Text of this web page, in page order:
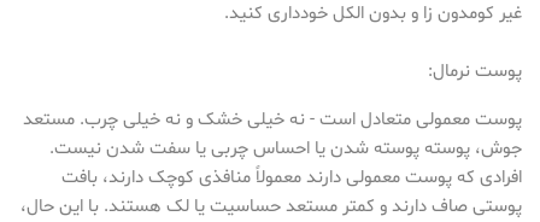
غیر کومدون زا و بدون الکل خودداری کنید.
پوست نرمال:
پوست معمولی متعادل است - نه خیلی خشک و نه خیلی چرب. مستعد
جوش، پوسته پوسته شدن یا احساس چربی یا سفت شدن نیست.
افرادی که پوست معمولی دارند معمولاً منافذی کوچک دارند، بافت
پوستی صاف دارند و کمتر مستعد حساسیت یا لک هستند. با این حال،